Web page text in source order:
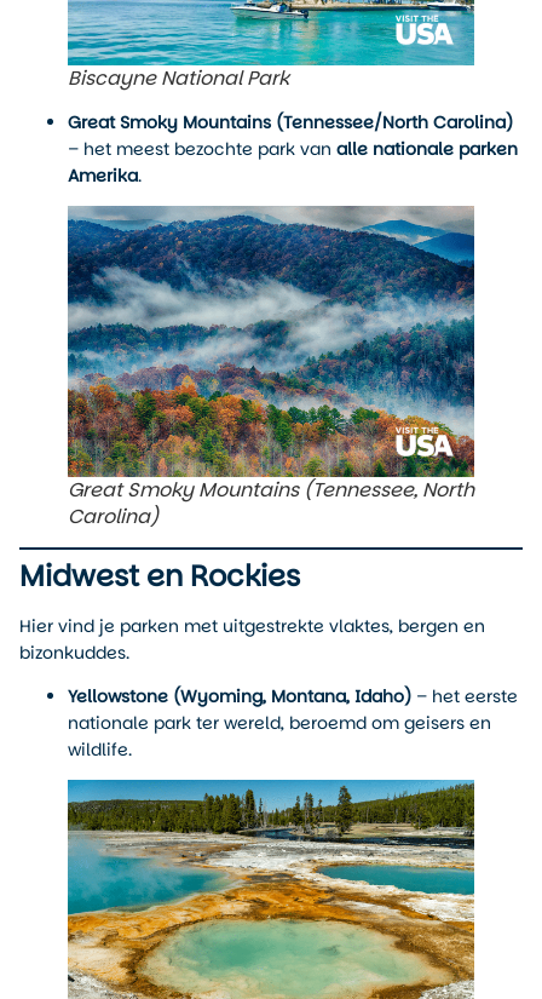
Biscayne National Park
Great Smoky Mountains (Tennessee/North Carolina)
– het meest bezochte park van alle nationale parken
Amerika.
Great Smoky Mountains (Tennessee, North
Carolina)
Midwest en Rockies
Hier vind je parken met uitgestrekte vlaktes, bergen en
bizonkuddes.
Yellowstone (Wyoming, Montana, Idaho) – het eerste
nationale park ter wereld, beroemd om geisers en
wildlife.